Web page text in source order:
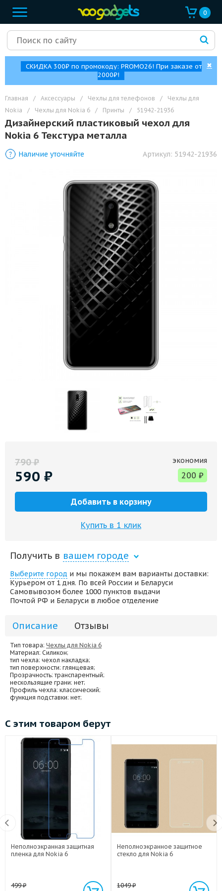
0
СКИДКА 300₽ по промокоду: PROMO26! При заказе от
2000₽!
✖
Главная / Аксессуары / Чехлы для телефонов /
Чехлы для
Nokia
/ Чехлы для Nokia 6 / Принты / 51942-21936
Дизайнерский пластиковый чехол для
Nokia 6 Текстура металла
Наличие уточняйте Артикул: 51942-21936
790₽
590 ₽
экономия
200 ₽
Добавить в корзину
Купить в 1 клик
Получить в вашем городе
Выберите город и мы покажем вам варианты доставки:
Курьером от 1 дня. По всей России и Беларуси
Самовывозом более 1000 пунктов выдачи
Почтой РФ и Беларуси в любое отделение
Описание Отзывы
Тип товара: Чехлы для Nokia 6
Материал: Силикон;
тип чехла: чехол накладка;
тип поверхности: глянцевая;
Прозрачность: транспарентный;
нескользящие грани: нет;
Профиль чехла: классический;
функция подставки: нет;
С этим товаром берут
Неполноэкранная защитная
пленка для Nokia 6
499₽
Неполноэкранное защитное
стекло для Nokia 6
1049₽